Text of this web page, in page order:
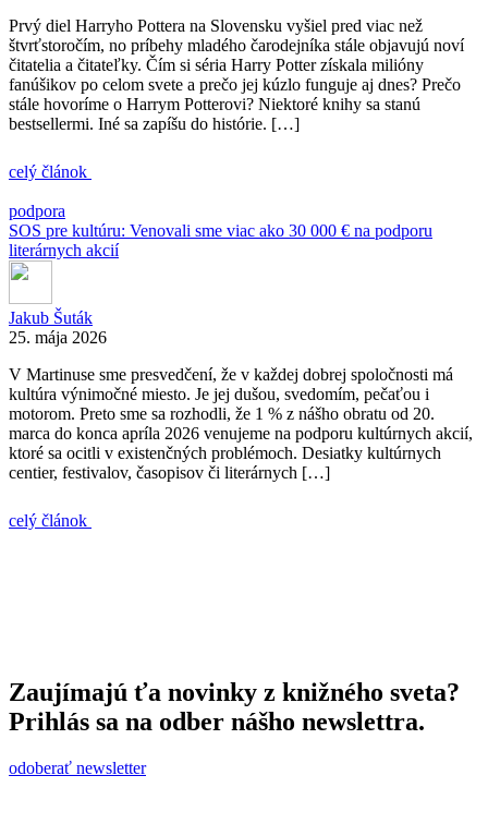
Prvý diel Harryho Pottera na Slovensku vyšiel pred viac než
štvrťstoročím, no príbehy mladého čarodejníka stále objavujú noví
čitatelia a čitateľky. Čím si séria Harry Potter získala milióny
fanúšikov po celom svete a prečo jej kúzlo funguje aj dnes? Prečo
stále hovoríme o Harrym Potterovi? Niektoré knihy sa stanú
bestsellermi. Iné sa zapíšu do histórie. […]
celý článok
podpora
SOS pre kultúru: Venovali sme viac ako 30 000 € na podporu
literárnych akcií
Jakub Šuták
25. mája 2026
V Martinuse sme presvedčení, že v každej dobrej spoločnosti má
kultúra výnimočné miesto. Je jej dušou, svedomím, pečaťou i
motorom. Preto sme sa rozhodli, že 1 % z nášho obratu od 20.
marca do konca apríla 2026 venujeme na podporu kultúrnych akcií,
ktoré sa ocitli v existenčných problémoch. Desiatky kultúrnych
centier, festivalov, časopisov či literárnych […]
celý článok
Zaujímajú ťa novinky z knižného sveta?
Prihlás sa na odber nášho newslettra.
odoberať newsletter